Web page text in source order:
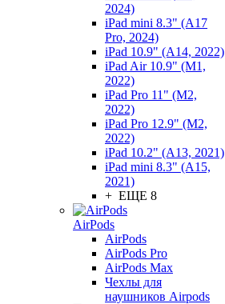
2024)
iPad mini 8.3" (A17
Pro, 2024)
iPad 10.9" (A14, 2022)
iPad Air 10.9" (M1,
2022)
iPad Pro 11" (M2,
2022)
iPad Pro 12.9" (M2,
2022)
iPad 10.2" (A13, 2021)
iPad mini 8.3" (A15,
2021)
+ ЕЩЕ 8
AirPods
AirPods
AirPods Pro
AirPods Max
Чехлы для
наушников Airpods